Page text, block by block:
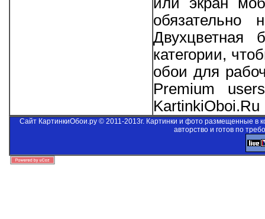
Двухцветная
категории,
обои для
Premium
KartinkiOboi.Ru
Сайт КартинкиОбои.ру © 2011-2013г. Картинки и фото размещенные в
авторство и готов по